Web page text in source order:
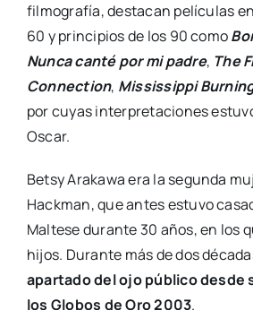
filmografía, destacan películas
60 y principios de los 90 como
Nunca canté por mi padre, The
Connection, Mississippi
por cuyas interpretaciones
Oscar.
Betsy Arakawa era la segunda
Hackman, que antes estuvo
Maltese durante 30 años, en los
hijos. Durante más de dos
apartado del ojo público desde
los Globos de Oro 2003.